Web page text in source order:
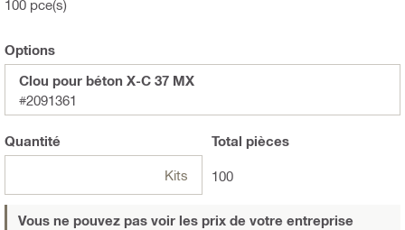
100 pce(s)
Options
Clou pour béton X-C 37 MX
#2091361
Quantité
Kits
Total pièces
100
Vous ne pouvez pas voir les prix de votre entreprise